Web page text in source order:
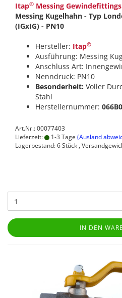
Itap© Messing Gewindefittings
Messing Kugelhahn - Typ
(IGxIG) - PN10
Hersteller: Itap©
Ausführung: Messing
Anschluss Art:
Nenndruck: PN10
Besonderheit: Voller
Stahl
Herstellernummer:
Art.Nr.: 00077403
Lieferzeit:
1-3 Tage (Ausland
Lagerbestand: 6 Stück ,
IN DEN